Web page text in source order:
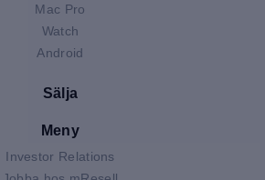
Mac Pro
Watch
Android
Sälja
Meny
Investor Relations